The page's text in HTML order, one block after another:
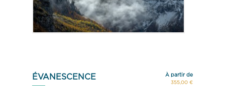
ÉVANESCENCE
À partir de
355,00 €